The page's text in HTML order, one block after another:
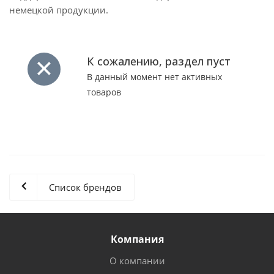
немецкой продукции.
К сожалению, раздел пуст
В данный момент нет активных
товаров
Список брендов
Компания
О компании